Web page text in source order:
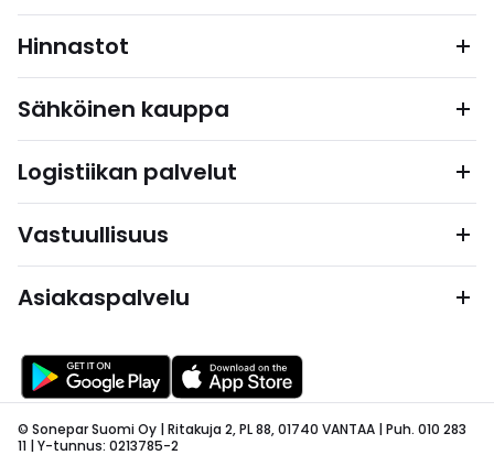
Hinnastot
Sähköinen kauppa
Logistiikan palvelut
Vastuullisuus
Asiakaspalvelu
© Sonepar Suomi Oy | Ritakuja 2, PL 88, 01740 VANTAA | Puh. 010 283
11 | Y-tunnus: 0213785-2